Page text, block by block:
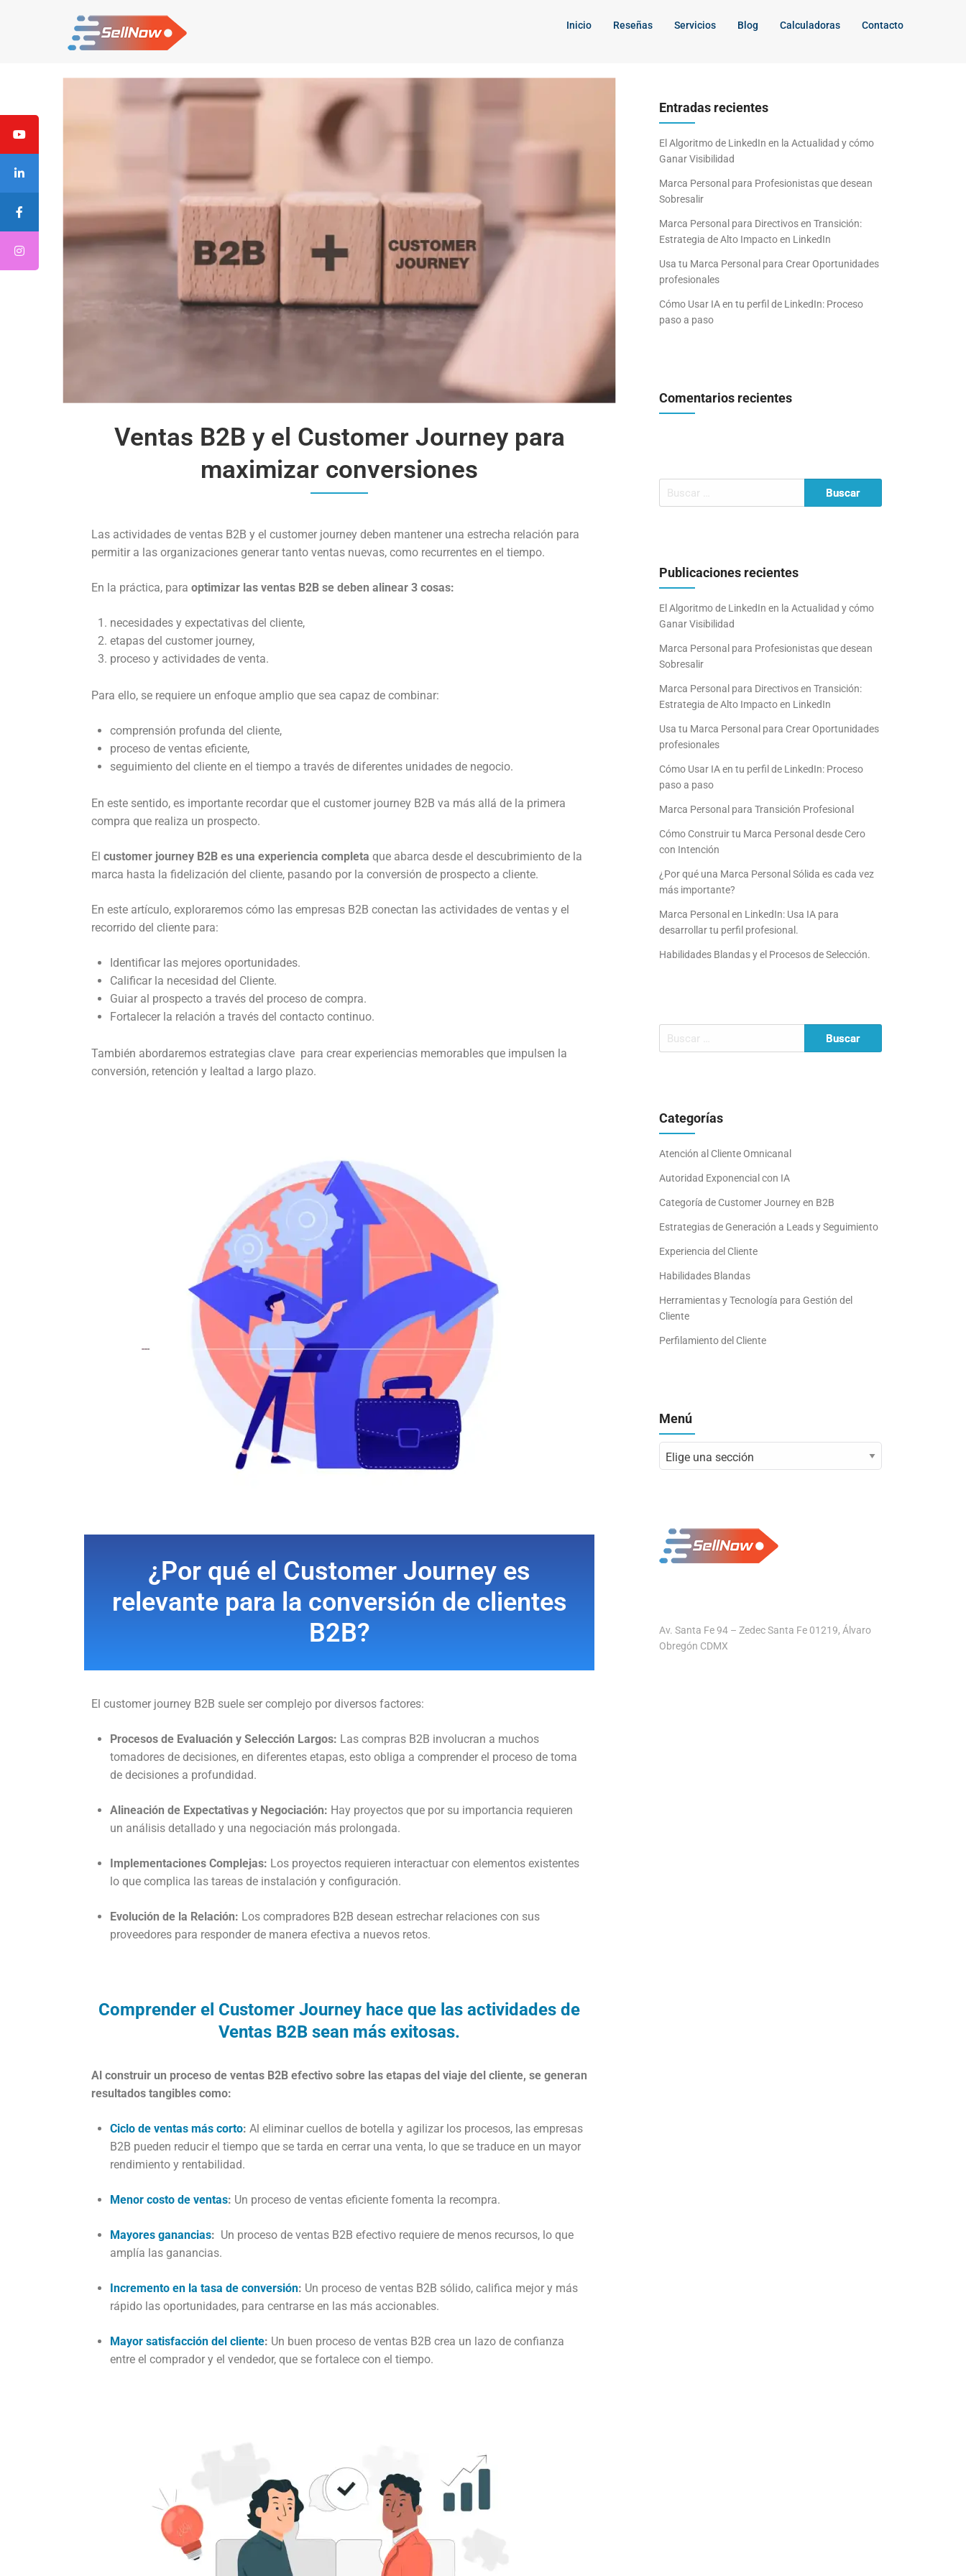
Inicio Reseñas Servicios Blog Calculadoras Contacto
Ventas B2B y el Customer Journey para
maximizar conversiones
Las actividades de ventas B2B y el customer journey deben mantener una estrecha relación para
permitir a las organizaciones generar tanto ventas nuevas, como recurrentes en el tiempo.
En la práctica, para optimizar las ventas B2B se deben alinear 3 cosas:
necesidades y expectativas del cliente,
etapas del customer journey,
proceso y actividades de venta.
Para ello, se requiere un enfoque amplio que sea capaz de combinar:
comprensión profunda del cliente,
proceso de ventas eficiente,
seguimiento del cliente en el tiempo a través de diferentes unidades de negocio.
En este sentido, es importante recordar que el customer journey B2B va más allá de la primera
compra que realiza un prospecto.
El customer journey B2B es una experiencia completa que abarca desde el descubrimiento de la
marca hasta la fidelización del cliente, pasando por la conversión de prospecto a cliente.
En este artículo, exploraremos cómo las empresas B2B conectan las actividades de ventas y el
recorrido del cliente para:
Identificar las mejores oportunidades.
Calificar la necesidad del Cliente.
Guiar al prospecto a través del proceso de compra.
Fortalecer la relación a través del contacto continuo.
También abordaremos estrategias clave para crear experiencias memorables que impulsen la
conversión, retención y lealtad a largo plazo.
¿Por qué el Customer Journey es
relevante para la conversión de clientes
B2B?
El customer journey B2B suele ser complejo por diversos factores:
Procesos de Evaluación y Selección Largos: Las compras B2B involucran a muchos
tomadores de decisiones, en diferentes etapas, esto obliga a comprender el proceso de toma
de decisiones a profundidad.
Alineación de Expectativas y Negociación: Hay proyectos que por su importancia requieren
un análisis detallado y una negociación más prolongada.
Implementaciones Complejas: Los proyectos requieren interactuar con elementos existentes
lo que complica las tareas de instalación y configuración.
Evolución de la Relación: Los compradores B2B desean estrechar relaciones con sus
proveedores para responder de manera efectiva a nuevos retos.
Comprender el Customer Journey hace que las actividades de
Ventas B2B sean más exitosas.
Al construir un proceso de ventas B2B efectivo sobre las etapas del viaje del cliente, se generan
resultados tangibles como:
Ciclo de ventas más corto: Al eliminar cuellos de botella y agilizar los procesos, las empresas
B2B pueden reducir el tiempo que se tarda en cerrar una venta, lo que se traduce en un mayor
rendimiento y rentabilidad.
Menor costo de ventas: Un proceso de ventas eficiente fomenta la recompra.
Mayores ganancias: Un proceso de ventas B2B efectivo requiere de menos recursos, lo que
amplía las ganancias.
Incremento en la tasa de conversión: Un proceso de ventas B2B sólido, califica mejor y más
rápido las oportunidades, para centrarse en las más accionables.
Mayor satisfacción del cliente: Un buen proceso de ventas B2B crea un lazo de confianza
entre el comprador y el vendedor, que se fortalece con el tiempo.
Entradas recientes
El Algoritmo de LinkedIn en la Actualidad y cómo
Ganar Visibilidad
Marca Personal para Profesionistas que desean
Sobresalir
Marca Personal para Directivos en Transición:
Estrategia de Alto Impacto en LinkedIn
Usa tu Marca Personal para Crear Oportunidades
profesionales
Cómo Usar IA en tu perfil de LinkedIn: Proceso
paso a paso
Comentarios recientes
Publicaciones recientes
El Algoritmo de LinkedIn en la Actualidad y cómo
Ganar Visibilidad
Marca Personal para Profesionistas que desean
Sobresalir
Marca Personal para Directivos en Transición:
Estrategia de Alto Impacto en LinkedIn
Usa tu Marca Personal para Crear Oportunidades
profesionales
Cómo Usar IA en tu perfil de LinkedIn: Proceso
paso a paso
Marca Personal para Transición Profesional
Cómo Construir tu Marca Personal desde Cero
con Intención
¿Por qué una Marca Personal Sólida es cada vez
más importante?
Marca Personal en LinkedIn: Usa IA para
desarrollar tu perfil profesional.
Habilidades Blandas y el Procesos de Selección.
Categorías
Atención al Cliente Omnicanal
Autoridad Exponencial con IA
Categoría de Customer Journey en B2B
Estrategias de Generación a Leads y Seguimiento
Experiencia del Cliente
Habilidades Blandas
Herramientas y Tecnología para Gestión del
Cliente
Perfilamiento del Cliente
Menú
Av. Santa Fe 94 – Zedec Santa Fe 01219, Álvaro
Obregón CDMX